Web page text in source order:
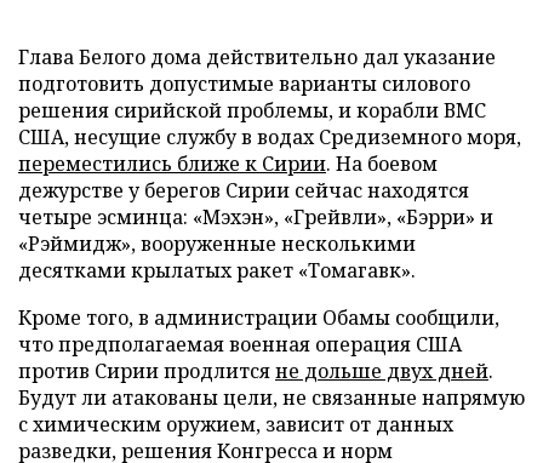
Глава Белого дома действительно дал указание
подготовить допустимые варианты силового
решения сирийской проблемы, и корабли ВМС
США, несущие службу в водах Средиземного моря,
переместились ближе к Сирии. На боевом
дежурстве у берегов Сирии сейчас находятся
четыре эсминца: «Мэхэн», «Грейвли», «Бэрри» и
«Рэймидж», вооруженные несколькими
десятками крылатых ракет «Томагавк».
Кроме того, в администрации Обамы сообщили,
что предполагаемая военная операция США
против Сирии продлитсяне дольше двух дней.
Будут ли атакованы цели, не связанные напрямую
с химическим оружием, зависит от данных
разведки, решения Конгресса и норм